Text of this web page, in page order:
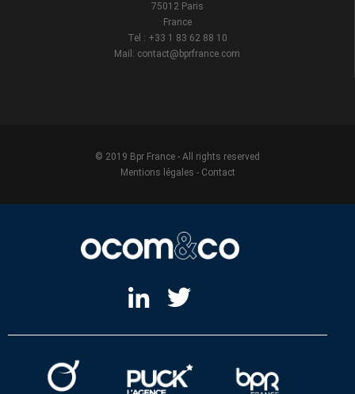
75012 Paris
France
Tel : +33 1 83 62 88 10
Mail: contact@bprfrance.com
© 2019 Bpr France - All rights reserved
Mentions légales - Contact